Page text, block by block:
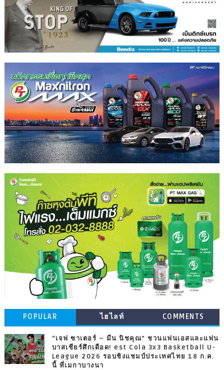
POPULAR ไฮไลท์ COMMENTS
“เจฟ ซาเตอร์ – มีน นิชคุณ” ชวนแฟนเอสและแฟน
บาสเชียร์ศึกเดือด! est Cola 3x3 Basketball U-
League 2026 รอบชิงแชมป์ประเทศไทย 18 ก.ค.
นี้ ที่เมกาบางนา